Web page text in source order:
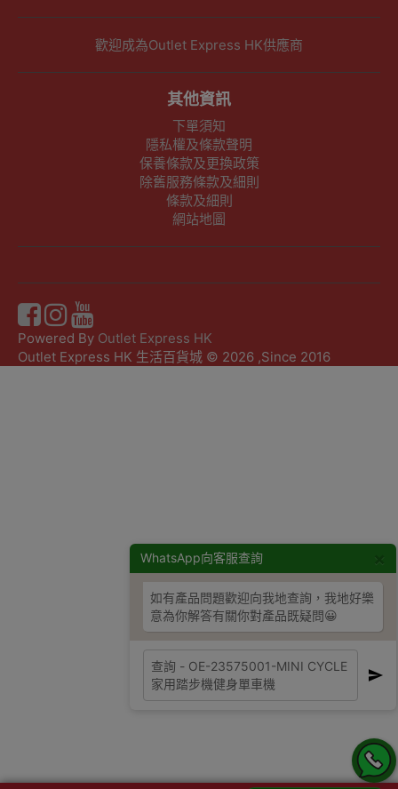
WhatsApp向客服查詢
如有產品問題歡迎向我地查詢，我地好樂
意為你解答有關你對產品既疑問😀
歡迎成為Outlet Express HK供應商
其他資訊
下單須知
隱私權及條款聲明
保養條款及更換政策
除舊服務條款及細則
條款及細則
網站地圖
Powered By Outlet Express HK
Outlet Express HK 生活百貨城 © 2026 ,Since 2016